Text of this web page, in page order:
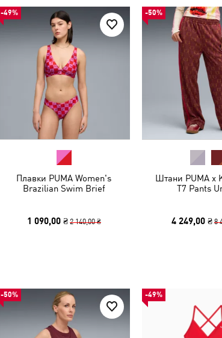
-49%
Плавки PUMA Women's
Brazilian Swim Brief
1 090,00 ₴ 2 140,00 ₴
-50%
Штани PUMA x
T7 Pants
4 249,00 ₴ 8
-50% -49%